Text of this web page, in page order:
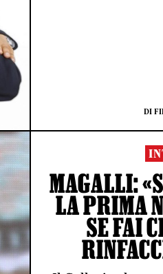
DI
MAGALLI:
LA PRIMA
SE FAI